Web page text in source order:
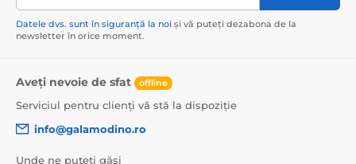
Datele dvs. sunt în siguranță la noi și vă puteți dezabona de la
newsletter în orice moment.
Aveți nevoie de sfat offline
Serviciul pentru clienți vă stă la dispoziție
info@galamodino.ro
Unde ne puteți găsi